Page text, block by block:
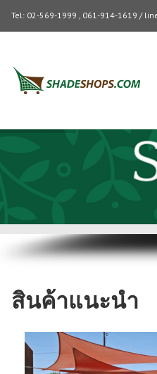
Tel: 02-569-1999 , 061-914-1619 /
สินค้าแนะนำ